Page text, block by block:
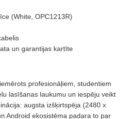
(White, OPC1213R)
un garantijas kartīte
profesionāļiem, studentiem
lasīšanas laukumu un iespēju veikt
augsta izšķirtspēja (2480 x
Android ekosistēma padara to par